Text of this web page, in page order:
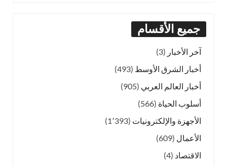
جميع الأقسام
آخر الأخبار (3)
أخبار الشرق الأوسط (493)
أخبار العالم العربي (905)
أسلوب الحياة (566)
الأجهزة والإلكترونيات (1٬393)
الأعمال (609)
الاقتصاد (4)